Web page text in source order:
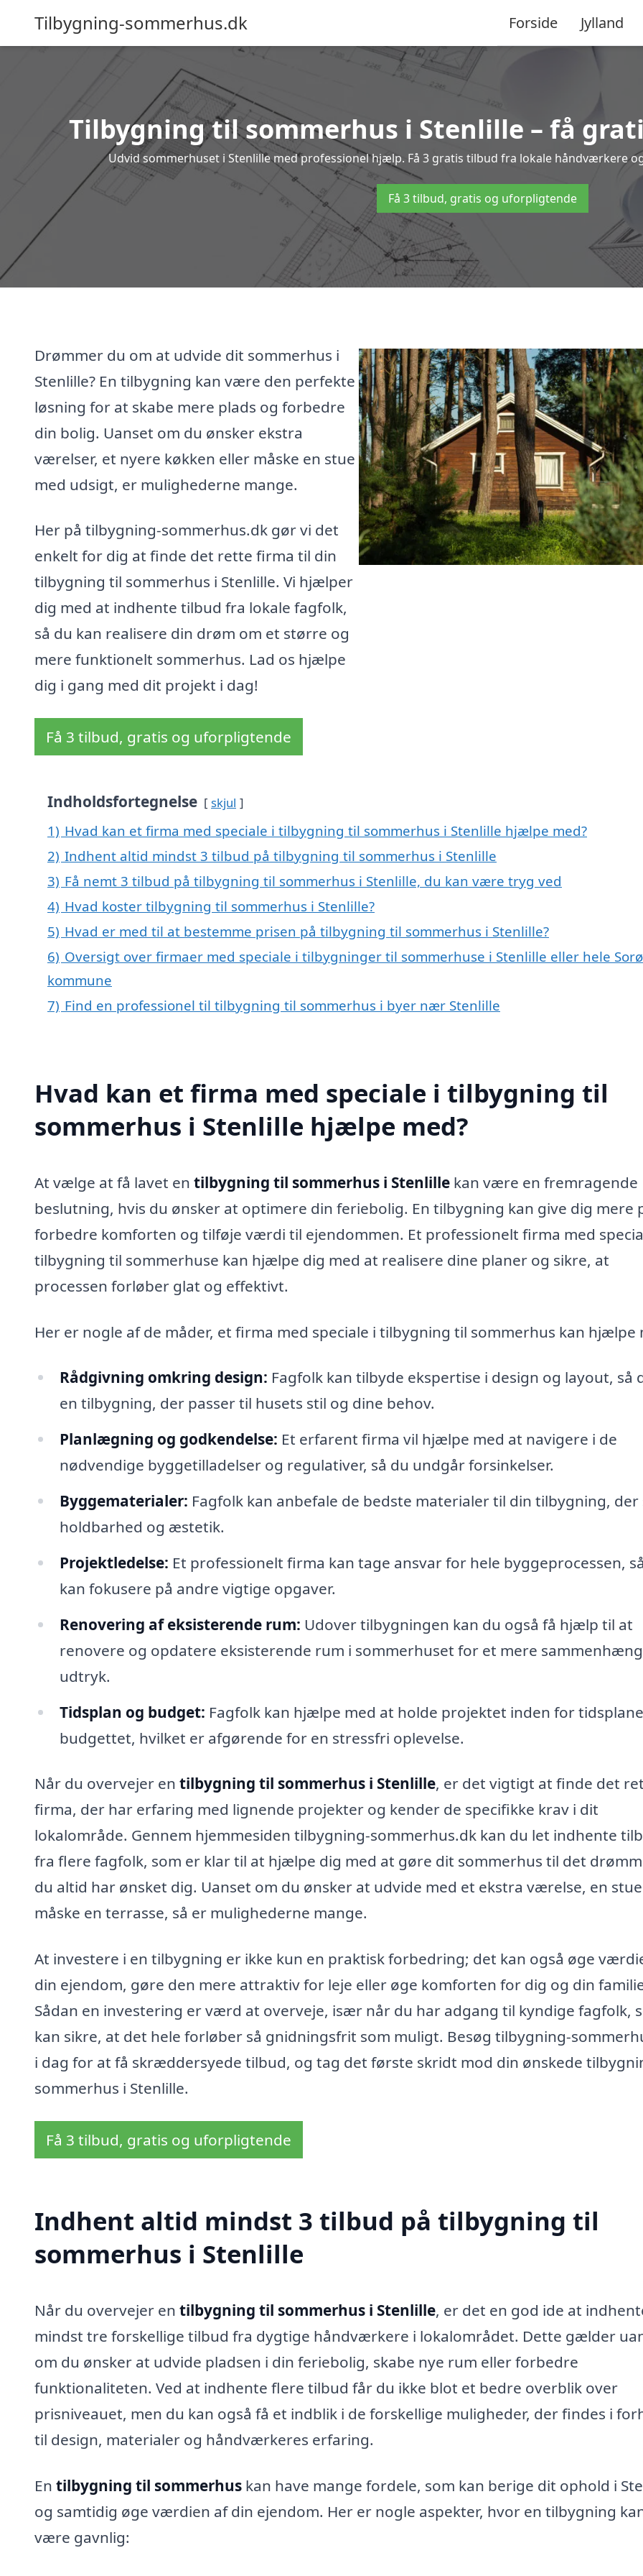
Tilbygning-sommerhus.dk Forside Jylland
Tilbygning til sommerhus i Stenlille – få
Udvid sommerhuset i Stenlille med professionel hjælp. Få 3 gratis tilbud fra lokale håndværkere
Få 3 tilbud, gratis og uforpligtende
Drømmer du om at udvide dit sommerhus i
Stenlille? En tilbygning kan være den perfekte
løsning for at skabe mere plads og forbedre
din bolig. Uanset om du ønsker ekstra
værelser, et nyere køkken eller måske en stue
med udsigt, er mulighederne mange.
Her på tilbygning-sommerhus.dk gør vi det
enkelt for dig at finde det rette firma til din
tilbygning til sommerhus i Stenlille. Vi hjælper
dig med at indhente tilbud fra lokale fagfolk,
så du kan realisere din drøm om et større og
mere funktionelt sommerhus. Lad os hjælpe
dig i gang med dit projekt i dag!
Få 3 tilbud, gratis og uforpligtende
Indholdsfortegnelse skjul
1) Hvad kan et firma med speciale i tilbygning til sommerhus i Stenlille hjælpe med?
2) Indhent altid mindst 3 tilbud på tilbygning til sommerhus i Stenlille
3) Få nemt 3 tilbud på tilbygning til sommerhus i Stenlille, du kan være tryg ved
4) Hvad koster tilbygning til sommerhus i Stenlille?
5) Hvad er med til at bestemme prisen på tilbygning til sommerhus i Stenlille?
6) Oversigt over firmaer med speciale i tilbygninger til sommerhuse i Stenlille eller hele Sorø
kommune
7) Find en professionel til tilbygning til sommerhus i byer nær Stenlille
Hvad kan et firma med speciale i tilbygning til
sommerhus i Stenlille hjælpe med?
At vælge at få lavet en tilbygning til sommerhus i Stenlille kan være en fremragende
beslutning, hvis du ønsker at optimere din feriebolig. En tilbygning kan give dig mere
forbedre komforten og tilføje værdi til ejendommen. Et professionelt firma med
tilbygning til sommerhuse kan hjælpe dig med at realisere dine planer og sikre, at
processen forløber glat og effektivt.
Her er nogle af de måder, et firma med speciale i tilbygning til sommerhus kan hjælpe
Rådgivning omkring design: Fagfolk kan tilbyde ekspertise i design og layout, så
en tilbygning, der passer til husets stil og dine behov.
Planlægning og godkendelse: Et erfarent firma vil hjælpe med at navigere i de
nødvendige byggetilladelser og regulativer, så du undgår forsinkelser.
Byggematerialer: Fagfolk kan anbefale de bedste materialer til din tilbygning, der
holdbarhed og æstetik.
Projektledelse: Et professionelt firma kan tage ansvar for hele byggeprocessen,
kan fokusere på andre vigtige opgaver.
Renovering af eksisterende rum: Udover tilbygningen kan du også få hjælp til at
renovere og opdatere eksisterende rum i sommerhuset for et mere
udtryk.
Tidsplan og budget: Fagfolk kan hjælpe med at holde projektet inden for
budgettet, hvilket er afgørende for en stressfri oplevelse.
Når du overvejer en tilbygning til sommerhus i Stenlille, er det vigtigt at finde det
firma, der har erfaring med lignende projekter og kender de specifikke krav i dit
lokalområde. Gennem hjemmesiden tilbygning-sommerhus.dk kan du let indhente
fra flere fagfolk, som er klar til at hjælpe dig med at gøre dit sommerhus til det
du altid har ønsket dig. Uanset om du ønsker at udvide med et ekstra værelse, en
måske en terrasse, så er mulighederne mange.
At investere i en tilbygning er ikke kun en praktisk forbedring; det kan også øge
din ejendom, gøre den mere attraktiv for leje eller øge komforten for dig og din
Sådan en investering er værd at overveje, især når du har adgang til kyndige fagfolk,
kan sikre, at det hele forløber så gnidningsfrit som muligt. Besøg tilbygning-
i dag for at få skræddersyede tilbud, og tag det første skridt mod din ønskede
sommerhus i Stenlille.
Få 3 tilbud, gratis og uforpligtende
Indhent altid mindst 3 tilbud på tilbygning til
sommerhus i Stenlille
Når du overvejer en tilbygning til sommerhus i Stenlille, er det en god ide at
mindst tre forskellige tilbud fra dygtige håndværkere i lokalområdet. Dette gælder
om du ønsker at udvide pladsen i din feriebolig, skabe nye rum eller forbedre
funktionaliteten. Ved at indhente flere tilbud får du ikke blot et bedre overblik over
prisniveauet, men du kan også få et indblik i de forskellige muligheder, der findes i
til design, materialer og håndværkeres erfaring.
En tilbygning til sommerhus kan have mange fordele, som kan berige dit ophold i
og samtidig øge værdien af din ejendom. Her er nogle aspekter, hvor en tilbygning
være gavnlig: